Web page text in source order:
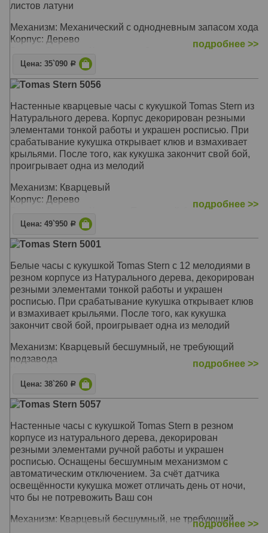
листов латуни
Механизм: Механический с однодневным запасом хода
Корпус: Дерево
Звуковой сигнал: Кукушка срабатывает каждый полный
час
подробнее >>
Цена: 35`090 Р
Tomas Stern 5056
Настенные кварцевые часы с кукушкой Tomas Stern из
Натурального дерева. Корпус декорирован резными
элементами тонкой работы и украшен росписью. При
срабатывание кукушка открывает клюв и взмахивает
крыльями. После того, как кукушка закончит свой бой,
проигрывает одна из мелодий
Механизм: Кварцевый
Корпус: Дерево
Размер: 35 x 30 x 18 см (без учёта маятника и гирь)
подробнее >>
Цена: 49`950 Р
Tomas Stern 5001
Белые часы с кукушкой Tomas Stern с 12 мелодиями в
резном корпусе из Натурального дерева, декорирован
резными элементами тонкой работы и украшен
росписью. При срабатывание кукушка открывает клюв
и взмахивает крыльями. После того, как кукушка
закончит свой бой, проигрывает одна из мелодий
Механизм: Кварцевый бесшумный, не требующий
подзавода
Звуковой сигнал: Кукушка - почасовой бой, 12 мелодий
подробнее >>
Цена: 38`260 Р
Tomas Stern 5057
Настенные часы с кукушкой Tomas Stern в резном
корпусе из натурального дерева, декорирован
резными элементами ручной работы и украшен
росписью. Оснащены бесшумным механизмом с
автоматическим отключением. За счёт датчика
освещённости кукушка может отличать день от ночи,
что бы не потревожить Ваш сон
Механизм: Кварцевый бесшумный, не требующий
подробнее >>